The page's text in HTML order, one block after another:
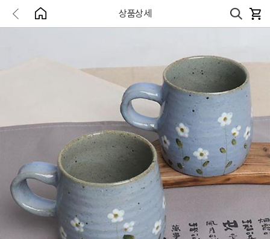
상품상세